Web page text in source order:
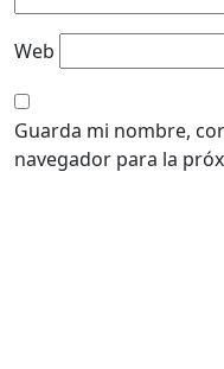
Web
Guarda mi nombre,
navegador para la